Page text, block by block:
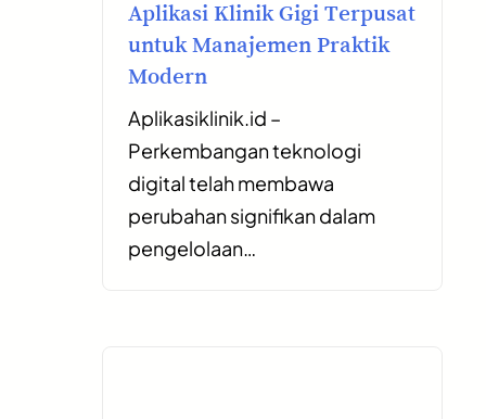
Aplikasi Klinik Gigi Terpusat
untuk Manajemen Praktik
Modern
Aplikasiklinik.id –
Perkembangan teknologi
digital telah membawa
perubahan signifikan dalam
pengelolaan…